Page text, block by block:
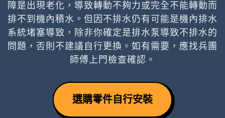
障是出現老化，導致轉動不夠力或完全不能轉動而
排不到機內積水。但因不排水仍有可能是機內排水
系統堵塞導致，除非你確定是排水泵導致不排水的
問題，否則不建議自行更換。如有需要，應找兵團
師傅上門檢查確認。
選購零件自行安裝